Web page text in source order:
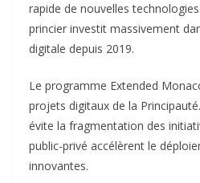
rapide de nouvelles
princier investit massivement
digitale depuis 2019.​
Le programme Extended
projets digitaux de la
évite la fragmentation des
public-privé accélèrent le
innovantes.​